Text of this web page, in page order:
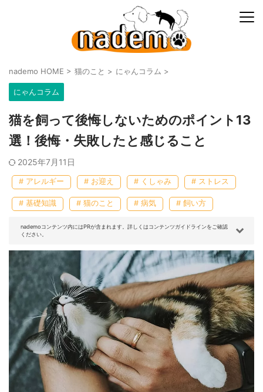
nademo HOME > 猫のこと > にゃんコラム >
にゃんコラム
猫を飼って後悔しないためのポイント13
選！後悔・失敗したと感じること
2025年7月11日
# アレルギー # お迎え # くしゃみ # ストレス
# 基礎知識 # 猫のこと # 病気 # 飼い方
nademoコンテンツ内にはPRが含まれます。詳しくはコンテンツガイドラインをご確認
ください。